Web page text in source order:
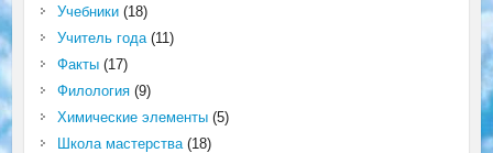
Учебники(18)
Учитель года(11)
Факты(17)
Филология(9)
Химические элементы(5)
Школа мастерства(18)